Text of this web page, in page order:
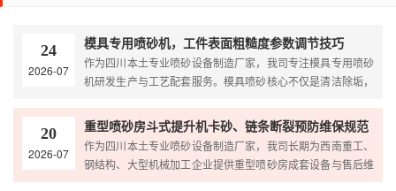
24
2026-07
模具专用喷砂机，工件表面粗糙度参数调节技巧
作为四川本土专业喷砂设备制造厂家，我司专注模具专用喷砂
机研发生产与工艺配套服务。模具喷砂核心不仅是清洁除垢，
20
2026-07
重型喷砂房斗式提升机卡砂、链条断裂预防维保规范
作为四川本土专业喷砂设备制造厂家，我司长期为西南重工、
钢结构、大型机械加工企业提供重型喷砂房成套设备与售后维
保服务。斗式提升机是喷砂房磨料回收系统的核心输送设备...